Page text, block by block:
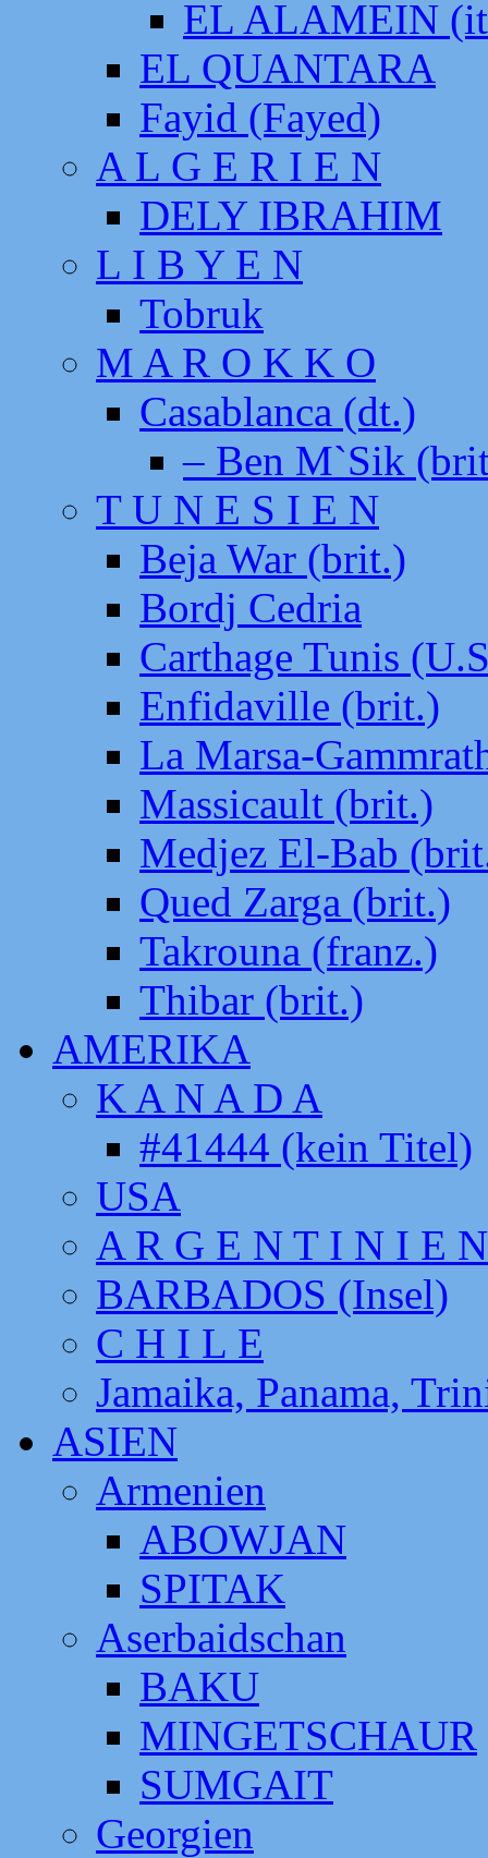
EL ALAMEIN
EL QUANTARA
Fayid (Fayed)
A L G E R I E N
DELY IBRAHIM
L I B Y E N
Tobruk
M A R O K K O
Casablanca (dt.)
– Ben M`Sik
T U N E S I E N
Beja War (brit.)
Bordj Cedria
Carthage Tunis
Enfidaville (brit.)
La Marsa-
Massicault (brit.)
Medjez El-Bab
Qued Zarga (brit.)
Takrouna (franz.)
Thibar (brit.)
AMERIKA
K A N A D A
#41444 (kein Titel)
USA
A R G E N T I N I E N
BARBADOS (Insel)
C H I L E
Jamaika, Panama,
ASIEN
Armenien
ABOWJAN
SPITAK
Aserbaidschan
BAKU
MINGETSCHAUR
SUMGAIT
Georgien